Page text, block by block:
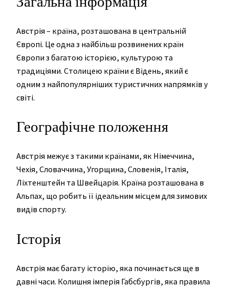
Австрія – країна, розташована в центральній
Європі. Це одна з найбільш розвинених країн
Європи з багатою історією, культурою та
традиціями. Столицею країни є Відень, який є
одним з найпопулярніших туристичних напрямків у
світі.
Географічне положення
Австрія межує з такими країнами, як Німеччина,
Чехія, Словаччина, Угорщина, Словенія, Італія,
Ліхтенштейн та Швейцарія. Країна розташована в
Альпах, що робить її ідеальним місцем для зимових
видів спорту.
Історія
Австрія має багату історію, яка починається ще в
давні часи. Колишня імперія Габсбургів, яка правила